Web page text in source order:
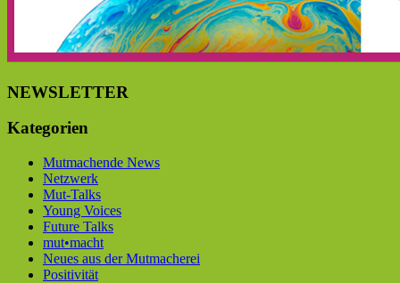
NEWSLETTER
Kategorien
Mutmachende News
Netzwerk
Mut-Talks
Young Voices
Future Talks
mut•macht
Neues aus der Mutmacherei
Positivität